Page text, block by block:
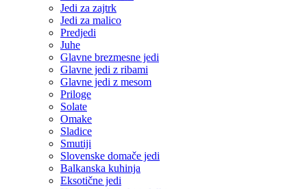
Jedi za zajtrk
Jedi za malico
Predjedi
Juhe
Glavne brezmesne jedi
Glavne jedi z ribami
Glavne jedi z mesom
Priloge
Solate
Omake
Sladice
Smutiji
Slovenske domače jedi
Balkanska kuhinja
Eksotične jedi